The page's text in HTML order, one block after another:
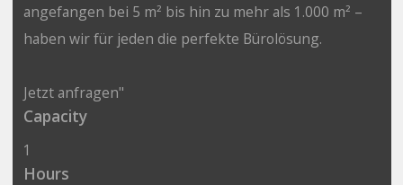
angefangen bei 5 m² bis hin zu mehr als 1.000 m² –
haben wir für jeden die perfekte Bürolösung.
Jetzt anfragen"
Capacity
1
Hours